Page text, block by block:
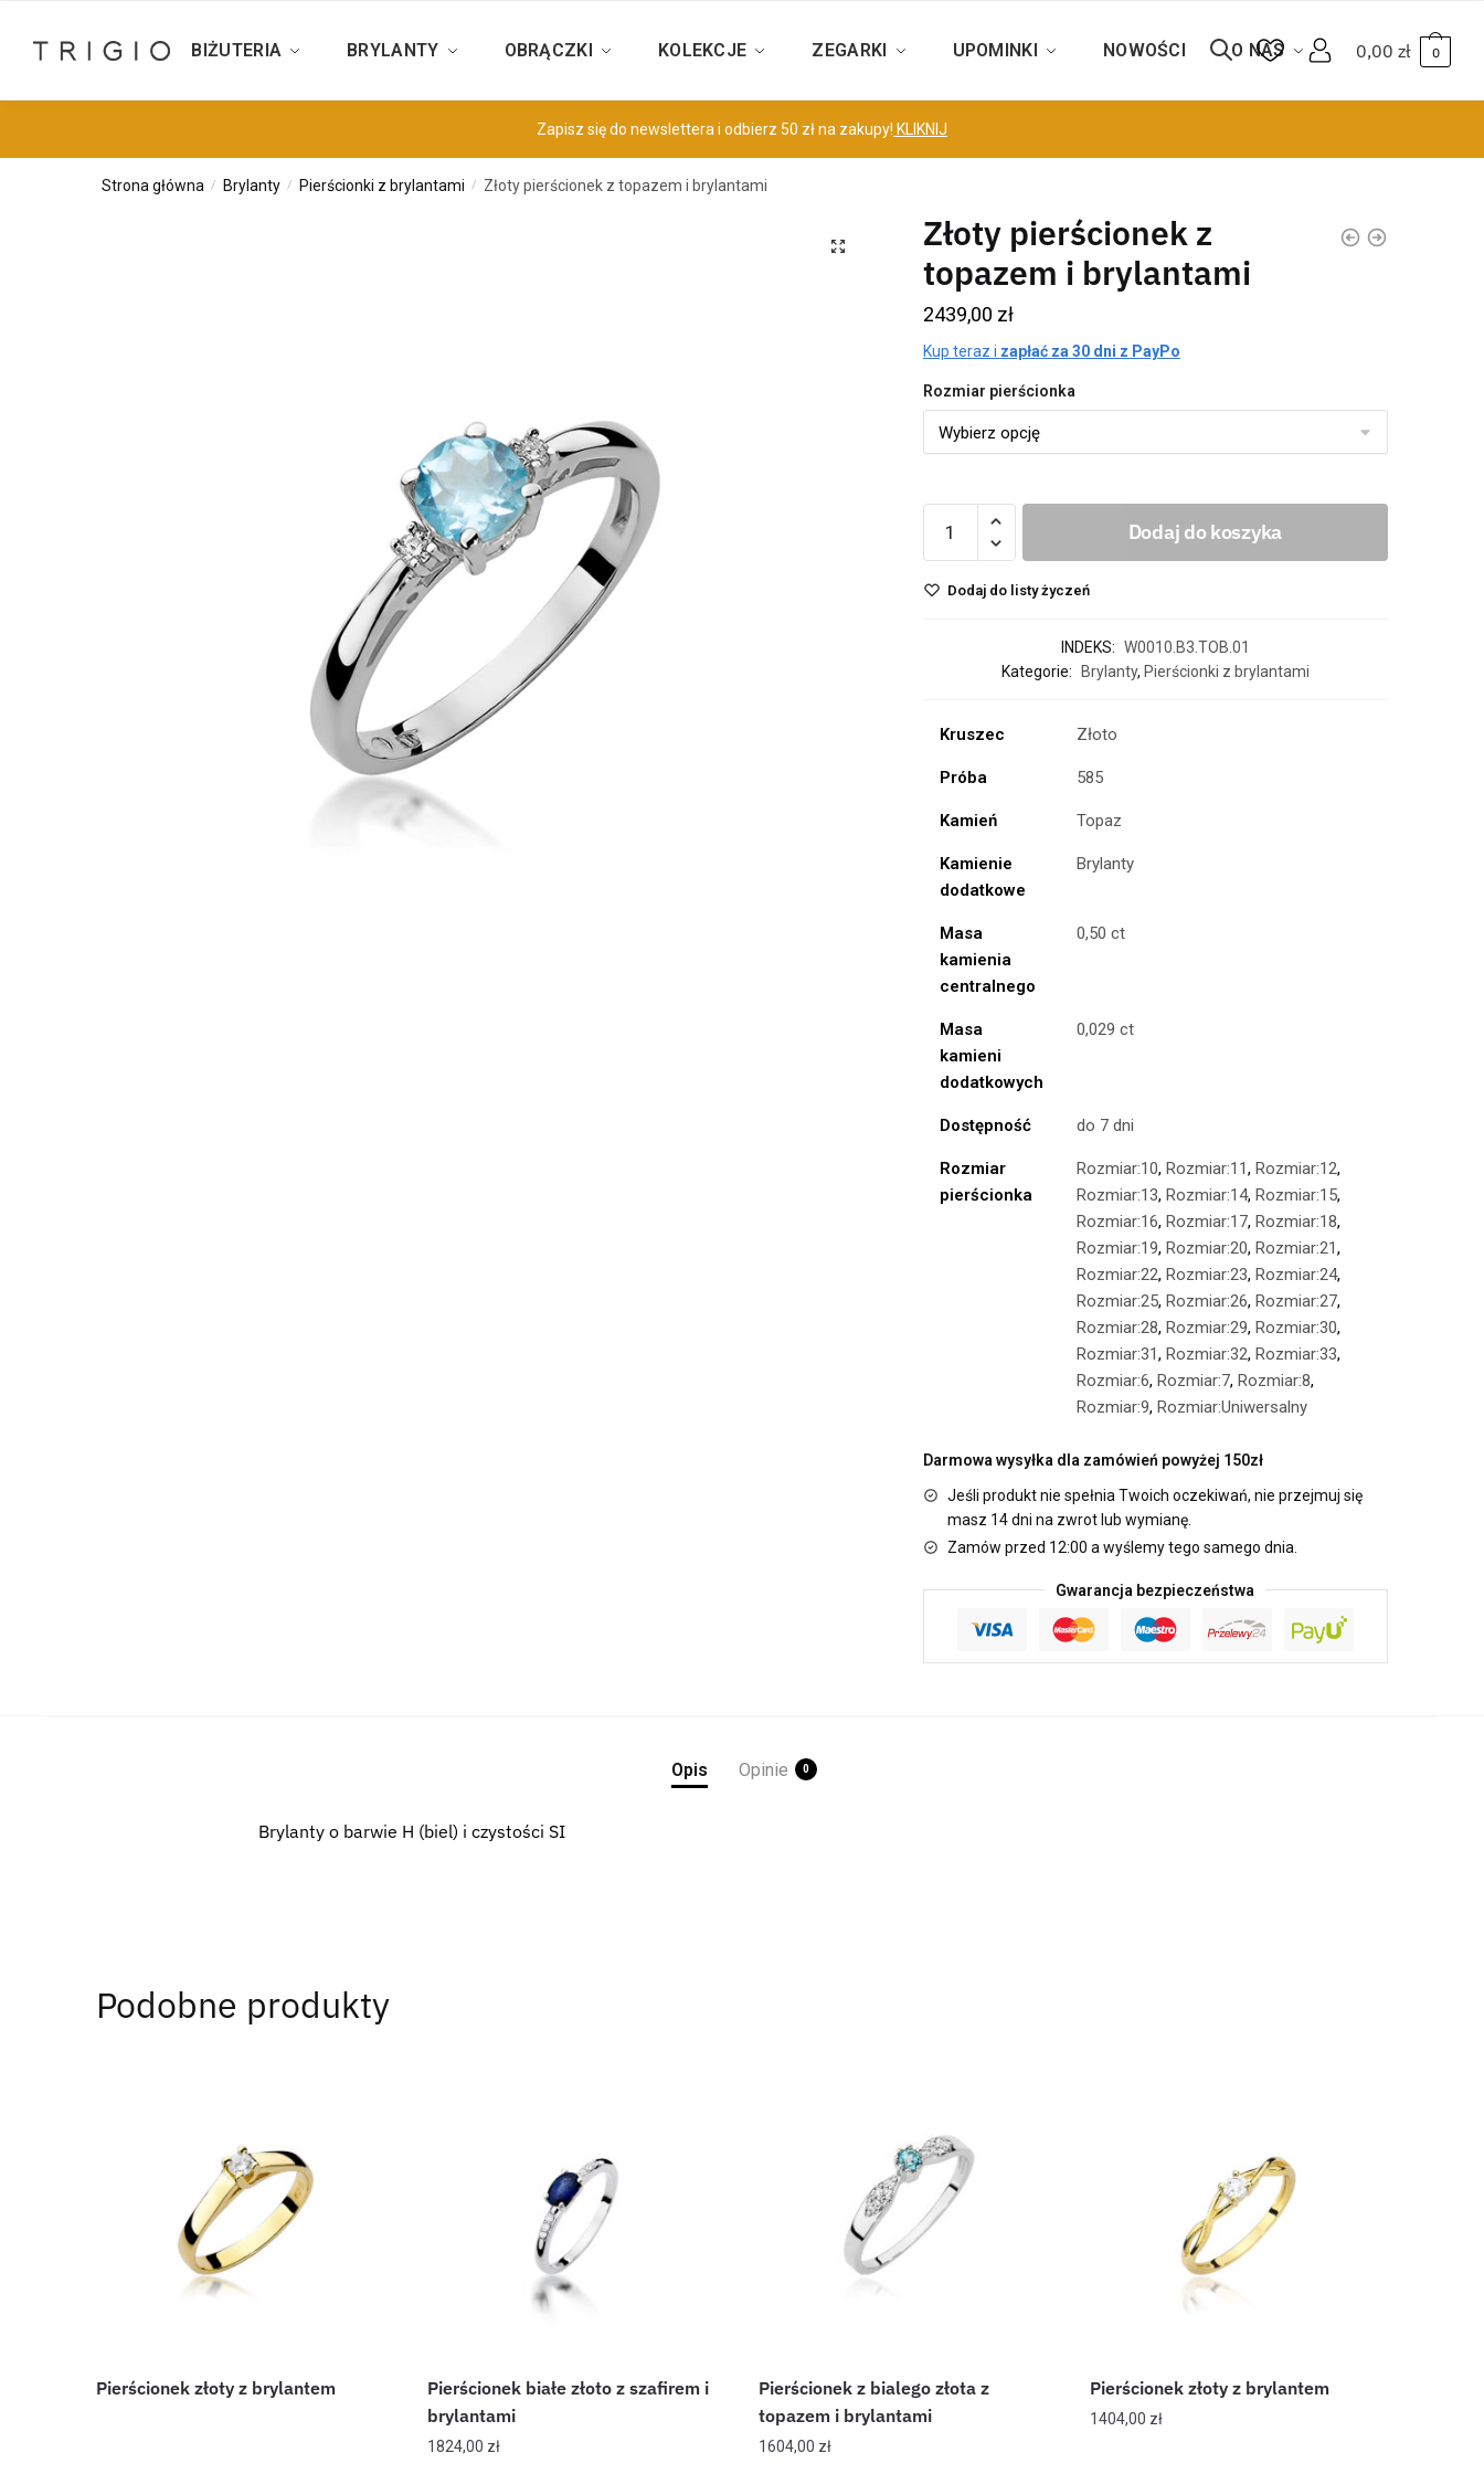
BIŻUTERIA BRYLANTY OBRĄCZKI KOLEKCJE ZEGARKI UPOMINKI NOWOŚCI O NAS 0,00 zł 0
Zapisz się do newslettera i odbierz 50 zł na zakupy! KLIKNIJ
Strona główna / Brylanty / Pierścionki z brylantami / Złoty pierścionek z topazem i brylantami
Złoty pierścionek z
topazem i brylantami
2439,00 zł
Kup teraz i zapłać za 30 dni z PayPo
Rozmiar pierścionka
Dodaj do koszyka
Dodaj do listy życzeń
INDEKS: W0010.B3.TOB.01
Kategorie:
Brylanty, Pierścionki z brylantami
Kruszec Złoto
Próba 585
Kamień Topaz
Kamienie
dodatkowe
Brylanty
Masa
kamienia
centralnego
0,50 ct
Masa
kamieni
dodatkowych
0,029 ct
Dostępność do 7 dni
Rozmiar
pierścionka
Rozmiar:10, Rozmiar:11, Rozmiar:12,
Rozmiar:13, Rozmiar:14, Rozmiar:15,
Rozmiar:16, Rozmiar:17, Rozmiar:18,
Rozmiar:19, Rozmiar:20, Rozmiar:21,
Rozmiar:22, Rozmiar:23, Rozmiar:24,
Rozmiar:25, Rozmiar:26, Rozmiar:27,
Rozmiar:28, Rozmiar:29, Rozmiar:30,
Rozmiar:31, Rozmiar:32, Rozmiar:33,
Rozmiar:6, Rozmiar:7, Rozmiar:8,
Rozmiar:9, Rozmiar:Uniwersalny
Darmowa wysyłka dla zamówień powyżej 150zł
Jeśli produkt nie spełnia Twoich oczekiwań, nie przejmuj się
masz 14 dni na zwrot lub wymianę.
Zamów przed 12:00 a wyślemy tego samego dnia.
Gwarancja bezpieczeństwa
Opis Opinie 0
Brylanty o barwie H (biel) i czystości SI
Podobne produkty
Pierścionek złoty z brylantem
Pierścionek białe złoto z szafirem i
brylantami
1824,00 zł
Pierścionek z bialego złota z
topazem i brylantami
1604,00 zł
Pierścionek złoty z brylantem
1404,00 zł